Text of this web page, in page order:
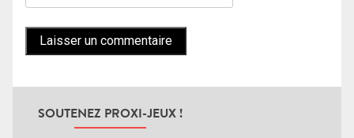
SOUTENEZ PROXI-JEUX !